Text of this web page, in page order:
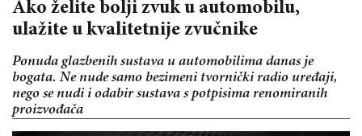
Ako želite bolji zvuk u automobilu,
ulažite u kvalitetnije zvučnike
Ponuda glazbenih sustava u automobilima danas je
bogata. Ne nude samo bezimeni tvornički radio uređaji,
nego se nudi i odabir sustava s potpisima renomiranih
proizvođača